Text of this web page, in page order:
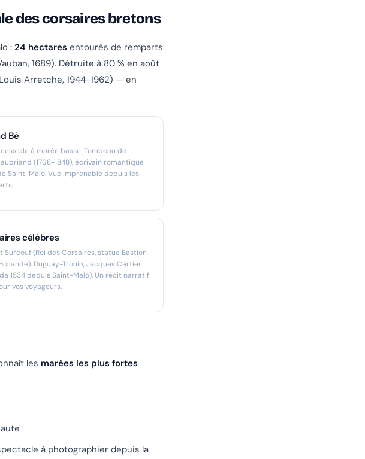
des corsaires bretons
: 24 hectares entourés de remparts
1689). Détruite à 80 % en août
Arretche, 1944-1962) — en
Bé
à marée basse. Tombeau de
(1768-1848), écrivain romantique
Saint-Malo. Vue imprenable depuis les
célèbres
Surcouf (Roi des Corsaires, statue Bastion
Duguay-Trouin, Jacques Cartier
1534 depuis Saint-Malo). Un récit narratif
vos voyageurs.
les marées les plus fortes
à photographier depuis la